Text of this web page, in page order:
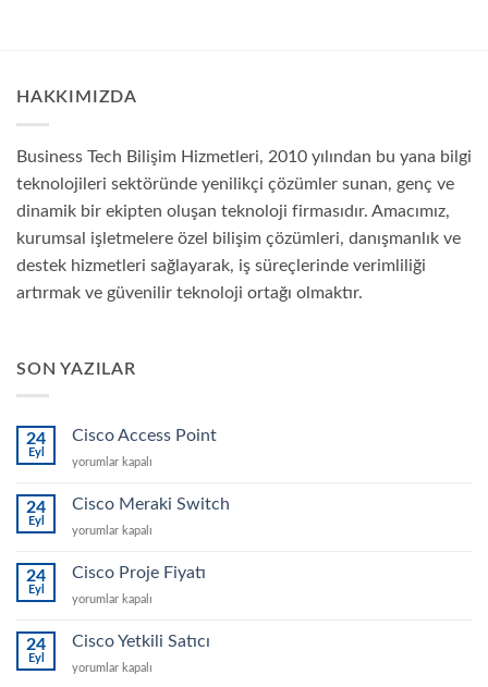
HAKKIMIZDA
Business Tech Bilişim Hizmetleri, 2010 yılından bu yana bilgi
teknolojileri sektöründe yenilikçi çözümler sunan, genç ve
dinamik bir ekipten oluşan teknoloji firmasıdır. Amacımız,
kurumsal işletmelere özel bilişim çözümleri, danışmanlık ve
destek hizmetleri sağlayarak, iş süreçlerinde verimliliği
artırmak ve güvenilir teknoloji ortağı olmaktır.
SON YAZILAR
24
Eyl
Cisco Access Point
Cisco
Point
yorumlar kapalı
24
Eyl
Cisco Meraki Switch
Cisco
Switch
yorumlar kapalı
24
Eyl
Cisco Proje Fiyatı
Cisco
Fiyatı
yorumlar kapalı
24
Eyl
Cisco Yetkili Satıcı
Cisco
yorumlar kapalı